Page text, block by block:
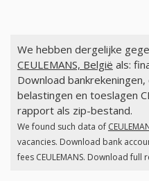
We hebben dergelijke
CEULEMANS, België als:
Download
belastingen en toeslagen
rapport als zip-bestand.
We found such data of
vacancies. Download bank
fees CEULEMANS. Download full